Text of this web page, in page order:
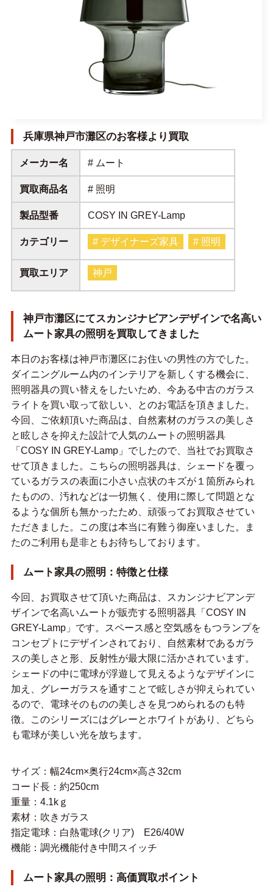
兵庫県神戸市灘区のお客様より買取
メーカー名 # ムート
買取商品名 # 照明
製品型番 COSY IN GREY-Lamp
カテゴリー # デザイナーズ家具 # 照明
買取エリア 神戸
神戸市灘区にてスカンジナビアンデザインで名高い
ムート家具の照明を買取してきました
本日のお客様は神戸市灘区にお住いの男性の方でした。
ダイニングルーム内のインテリアを新しくする機会に、
照明器具の買い替えをしたいため、今ある中古のガラス
ライトを買い取って欲しい、とのお電話を頂きました。
今回、ご依頼頂いた商品は、自然素材のガラスの美しさ
と眩しさを抑えた設計で人気のムートの照明器具
「COSY IN GREY-Lamp」でしたので、当社でお買取さ
せて頂きました。こちらの照明器具は、シェードを覆っ
ているガラスの表面に小さい点状のキズが１箇所みられ
たものの、汚れなどは一切無く、使用に際して問題とな
るような個所も無かったため、頑張ってお買取させてい
ただきました。この度は本当に有難う御座いました。ま
たのご利用も是非ともお待ちしております。
ムート家具の照明：特徴と仕様
今回、お買取させて頂いた商品は、スカンジナビアンデ
ザインで名高いムートが販売する照明器具「COSY IN
GREY-Lamp」です。スペース感と空気感をもつランプを
コンセプトにデザインされており、自然素材であるガラ
スの美しさと形、反射性が最大限に活かされています。
シェードの中に電球が浮遊して見えるようなデザインに
加え、グレーガラスを通すことで眩しさが抑えられてい
るので、電球そのものの美しさを見つめられるのも特
徴。このシリーズにはグレーとホワイトがあり、どちら
も電球が美しい光を放ちます。
サイズ：幅24cm×奥行24cm×高さ32cm
コード長：約250cm
重量：4.1kｇ
素材：吹きガラス
指定電球：白熱電球(クリア) E26/40W
機能：調光機能付き中間スイッチ
ムート家具の照明：高価買取ポイント